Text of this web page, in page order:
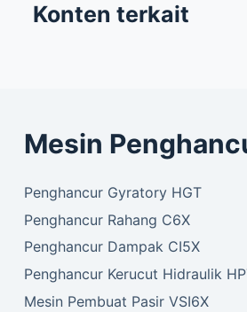
Konten terkait
Mesin
Penghancur Gyratory HGT
Penghancur Rahang C6X
Penghancur Dampak CI5X
Penghancur Kerucut Hidraulik
Mesin Pembuat Pasir VSI6X